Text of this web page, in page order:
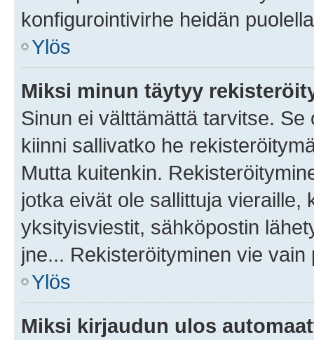
konfigurointivirhe heidän
Ylös
Miksi minun täytyy
Sinun ei välttämättä tarvitse.
kiinni sallivatko he
Mutta kuitenkin.
jotka eivät ole sallittuja vieraille,
yksityisviestit, sähköpostin
jne... Rekisteröityminen vie
Ylös
Miksi kirjaudun ulos